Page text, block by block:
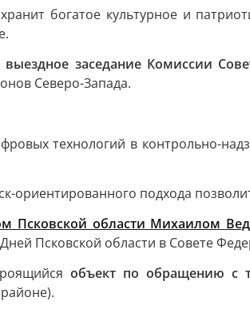
богатое культурное и
выездное заседание Комиссии
Северо-Запада.
технологий в контрольно-
ориентированного подхода
Псковской области Михаилом
Псковской области в Совете
объект по обращению с